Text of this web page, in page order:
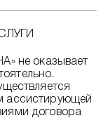
не оказывает
ассистирующей
договора